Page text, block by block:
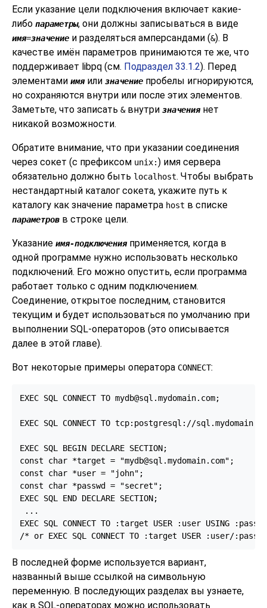
Если указание цели подключения включает какие-
либо параметры, они должны записываться в виде
имя=значение и разделяться амперсандами (&). В
качестве имён параметров принимаются те же, что
поддерживает libpq (см. Подраздел 33.1.2). Перед
элементами имяили значение пробелы игнорируются,
но сохраняются внутри или после этих элементов.
Заметьте, что записать &внутри значениянет
никакой возможности.
Обратите внимание, что при указании соединения
через сокет (с префиксом unix:) имя сервера
обязательно должно быть localhost. Чтобы выбрать
нестандартный каталог сокета, укажите путь к
каталогу как значение параметра host в списке
параметров в строке цели.
Указание имя-подключенияприменяется, когда в
одной программе нужно использовать несколько
подключений. Его можно опустить, если программа
работает только с одним подключением.
Соединение, открытое последним, становится
текущим и будет использоваться по умолчанию при
выполнении SQL-операторов (это описывается
далее в этой главе).
Вот некоторые примеры оператора CONNECT:
EXEC SQL CONNECT TO mydb@sql.mydomain.com;
EXEC SQL CONNECT TO tcp:postgresql://
EXEC SQL BEGIN DECLARE SECTION;
const char *target = "mydb@sql.mydomain.com";
const char *user = "john";
const char *passwd = "secret";
EXEC SQL END DECLARE SECTION;
...
EXEC SQL CONNECT TO :target USER :user USING
/* or EXEC SQL CONNECT TO :target USER :user/
В последней форме используется вариант,
названный выше ссылкой на символьную
переменную. В последующих разделах вы узнаете,
как в SQL-операторах можно использовать